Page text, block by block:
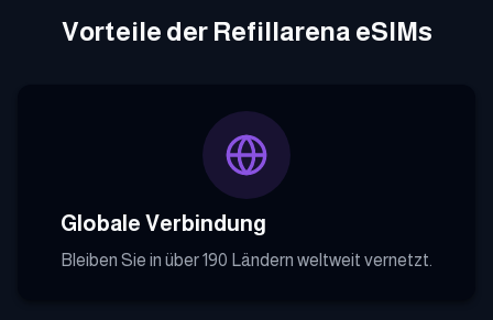
Vorteile der Refillarena eSIMs
Globale Verbindung
Bleiben Sie in über 190 Ländern weltweit vernetzt.